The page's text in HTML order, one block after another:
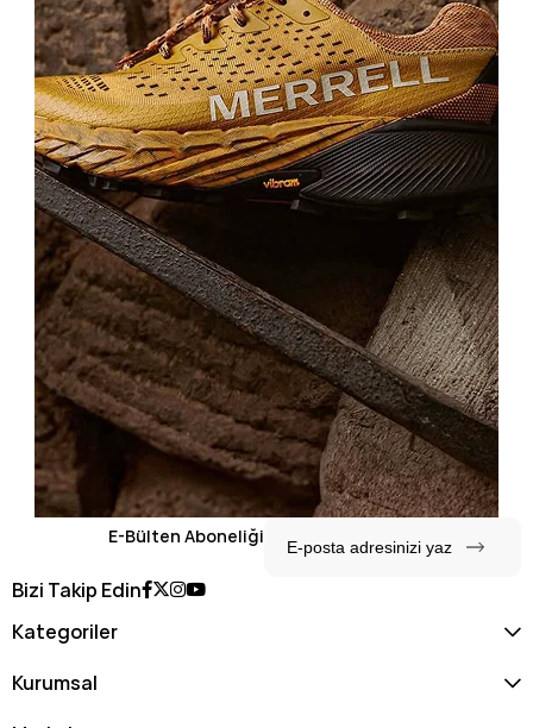
E-Bülten Aboneliği
Bizi Takip Edin
Kategoriler
Kurumsal